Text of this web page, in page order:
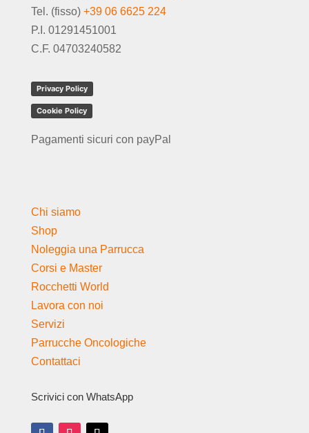
Tel. (fisso) +39 06 6625 224
P.I. 01291451001
C.F. 04703240582
Privacy Policy
Cookie Policy
Pagamenti sicuri con payPal
Chi siamo
Shop
Noleggia una Parrucca
Corsi e Master
Rocchetti World
Lavora con noi
Servizi
Parrucche Oncologiche
Contattaci
Scrivici con WhatsApp